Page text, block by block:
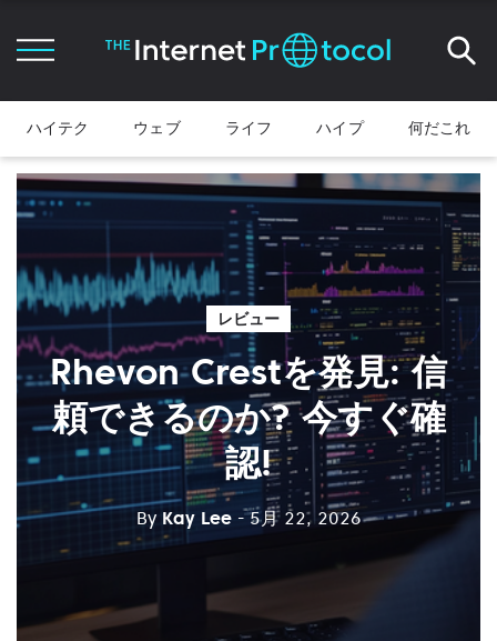
ハイテク ウェブ ライフ ハイプ 何だこれ
レビュー
Rhevon Crestを発見: 信
頼できるのか? 今すぐ確
認!
By Kay Lee - 5月 22, 2026